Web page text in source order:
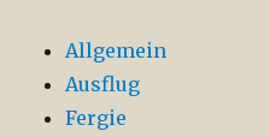
Allgemein
Ausflug
Fergie